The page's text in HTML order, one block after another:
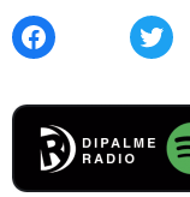
Facebook